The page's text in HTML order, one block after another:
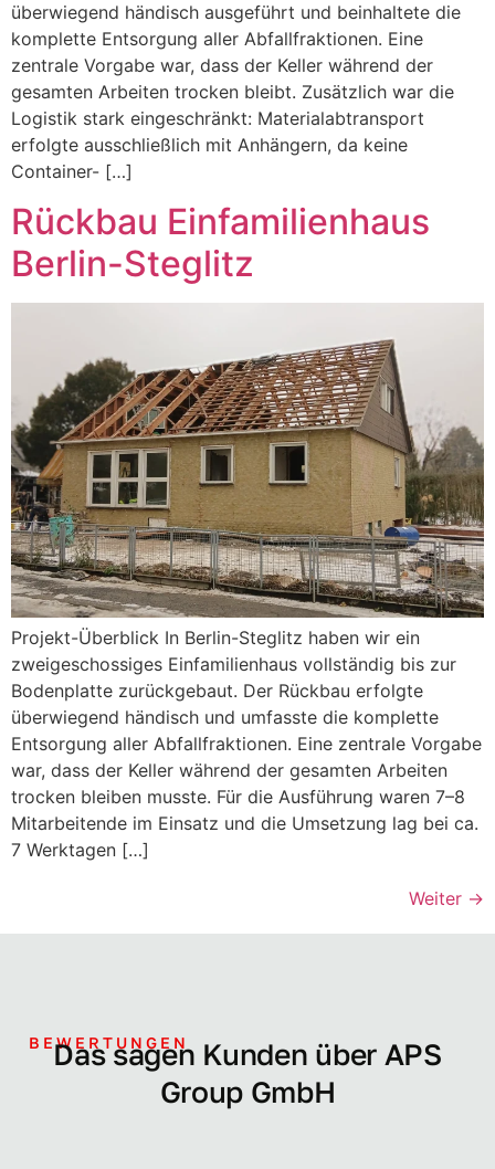
überwiegend händisch ausgeführt und beinhaltete die
komplette Entsorgung aller Abfallfraktionen. Eine
zentrale Vorgabe war, dass der Keller während der
gesamten Arbeiten trocken bleibt. Zusätzlich war die
Logistik stark eingeschränkt: Materialabtransport
erfolgte ausschließlich mit Anhängern, da keine
Container- […]
Rückbau Einfamilienhaus
Berlin-Steglitz
Projekt-Überblick In Berlin-Steglitz haben wir ein
zweigeschossiges Einfamilienhaus vollständig bis zur
Bodenplatte zurückgebaut. Der Rückbau erfolgte
überwiegend händisch und umfasste die komplette
Entsorgung aller Abfallfraktionen. Eine zentrale Vorgabe
war, dass der Keller während der gesamten Arbeiten
trocken bleiben musste. Für die Ausführung waren 7–8
Mitarbeitende im Einsatz und die Umsetzung lag bei ca.
7 Werktagen […]
Weiter →
BEWERTUNGEN
Das sagen Kunden über APS
Group GmbH